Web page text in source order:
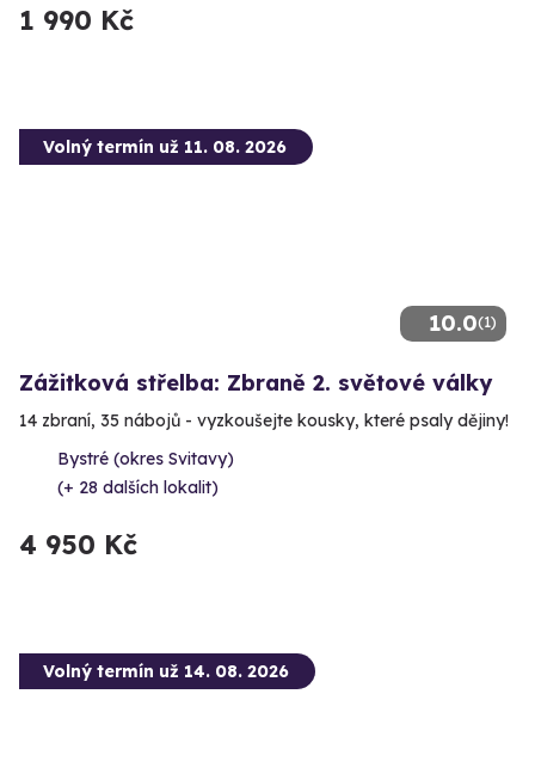
1 990 Kč
10.0(1)
Volný termín už 11. 08. 2026
Zážitková střelba: Zbraně 2. světové války
14 zbraní, 35 nábojů - vyzkoušejte kousky, které psaly dějiny!
Bystré (okres Svitavy)
(+ 28 dalších lokalit)
4 950 Kč
Volný termín už 14. 08. 2026